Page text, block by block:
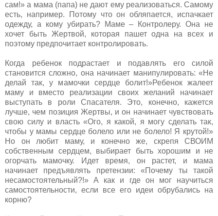
сам!» а мама (папа) не дают ему реализоваться. Самому
есть, например. Потому что он обляпается, испачкает
одежду, а кому убирать? Маме – Контролеру. Она не
хочет быть Жертвой, которая пашет одна на всех и
поэтому предпочитает контролировать.
Когда ребенок подрастает и подавлять его силой
становится сложно, она начинает манипулировать: «Не
делай так, у мамочки сердце болит!»Ребенок жалеет
маму и вместо реализации своих желаний начинает
выступать в роли Спасателя. Это, конечно, кажется
лучше, чем позиция Жертвы, и он начинает чувствовать
свою силу и власть «Ого, я какой, я могу сделать так,
чтобы у мамы сердце болело или не болело! Я крутой!»
Но он любит маму, и конечно же, скрепя СВОИМ
собственным сердцем, выбирает быть хорошим и не
огорчать мамочку. Идет время, он растет, и мама
начинает предъявлять претензии: «Почему ты такой
несамостоятельный?!» А как и где он мог научиться
самостоятельности, если все его идеи обрубались на
корню?